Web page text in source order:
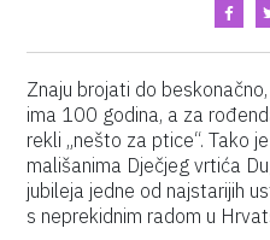
Znaju brojati do
ima 100 godina, a za
rekli „nešto za ptice“. Tako
mališanima Dječjeg vrtića
jubileja jedne od najstarijih
s neprekidnim radom u